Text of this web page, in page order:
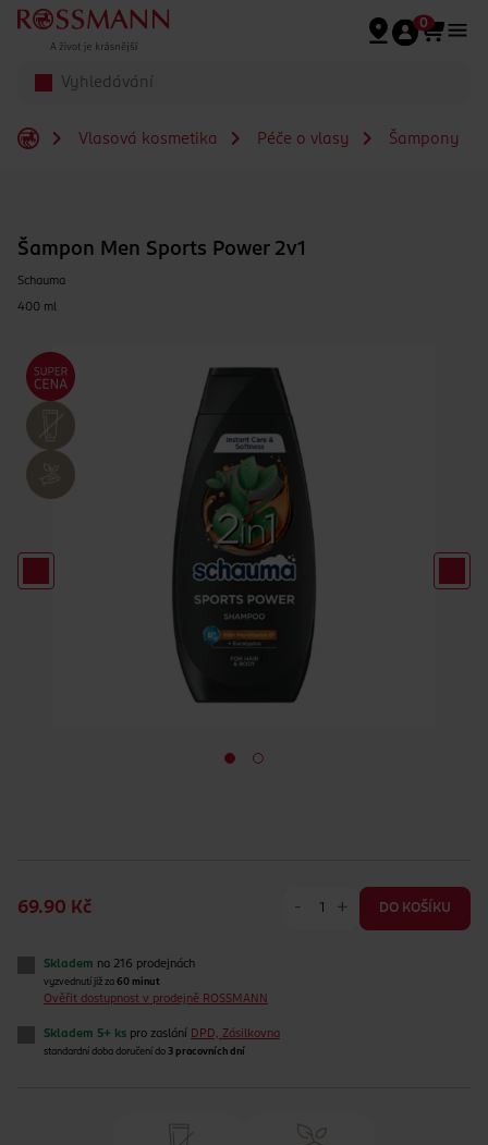
Přeskočit na hlavmní obsah
0
Vlasová kosmetika Péče o vlasy Šampony
Šampon Men Sports Power 2v1
Schauma
400 ml
69.90 Kč - + DO KOŠÍKU
Skladem na 216 prodejnách
vyzvednutí již za 60 minut
Ověřit dostupnost v prodejně ROSSMANN
Skladem 5+ ks pro zaslání DPD, Zásilkovna
standardní doba doručení do 3 pracovních dní